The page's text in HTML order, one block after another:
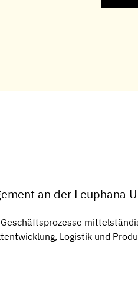
an der Leuphana
Logistik und